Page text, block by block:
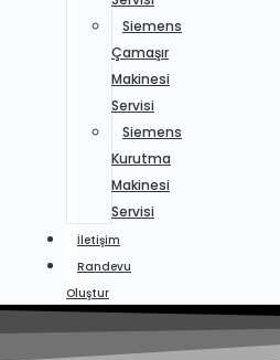
Siemens
Çamaşır
Makinesi
Servisi
Siemens
Kurutma
Makinesi
Servisi
İletişim
Randevu
Oluştur